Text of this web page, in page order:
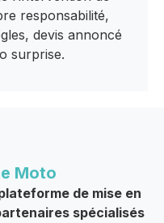
responsabilité,
devis annoncé
surprise.
Moto
de mise en
spécialisés